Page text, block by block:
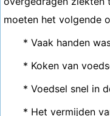
moeten het volgende
* Vaak handen
* Koken van
* Voedsel snel in
* Het vermijden